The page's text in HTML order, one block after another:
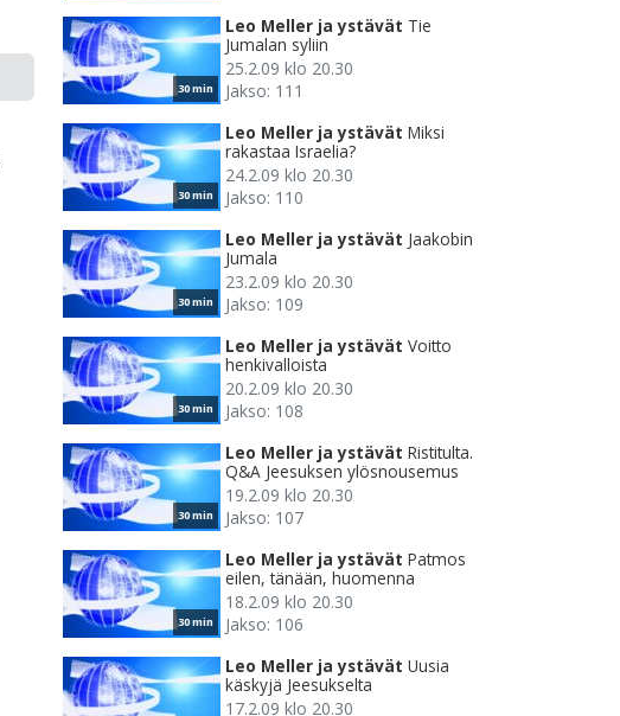
30 min
Leo Meller ja ystävät Tie
Jumalan syliin
25.2.09 klo 20.30
Jakso: 111
30 min
Leo Meller ja ystävät Miksi
rakastaa Israelia?
24.2.09 klo 20.30
Jakso: 110
30 min
Leo Meller ja ystävät Jaakobin
Jumala
23.2.09 klo 20.30
Jakso: 109
30 min
Leo Meller ja ystävät Voitto
henkivalloista
20.2.09 klo 20.30
Jakso: 108
30 min
Leo Meller ja ystävät Ristitulta.
Q&A Jeesuksen ylösnousemus
19.2.09 klo 20.30
Jakso: 107
30 min
Leo Meller ja ystävät Patmos
eilen, tänään, huomenna
18.2.09 klo 20.30
Jakso: 106
Leo Meller ja ystävät Uusia
käskyjä Jeesukselta
17.2.09 klo 20.30